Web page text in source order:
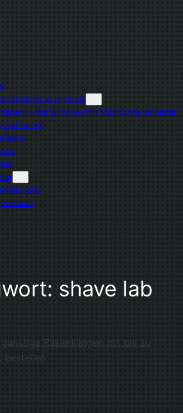
Anbieter vorgestellt
– der Bitcoin-Only Cashback-Anbieter
shave lab